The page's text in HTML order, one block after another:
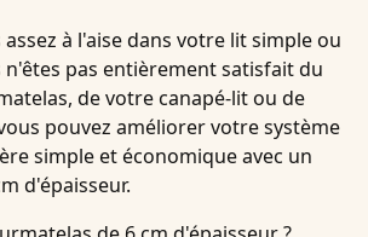
assez à l'aise dans votre lit simple ou
pas entièrement satisfait du
de votre canapé-lit ou de
pouvez améliorer votre système
simple et économique avec un
d'épaisseur.